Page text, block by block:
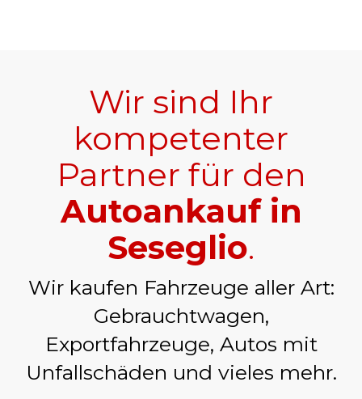
Wir sind Ihr
kompetenter
Partner für den
Autoankauf in
Seseglio.
Wir kaufen Fahrzeuge aller Art:
Gebrauchtwagen,
Exportfahrzeuge, Autos mit
Unfallschäden und vieles mehr.